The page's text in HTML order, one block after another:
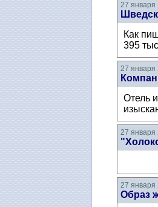
27 января
Как
395
27 января
Отель
27 января
27 января
Образ